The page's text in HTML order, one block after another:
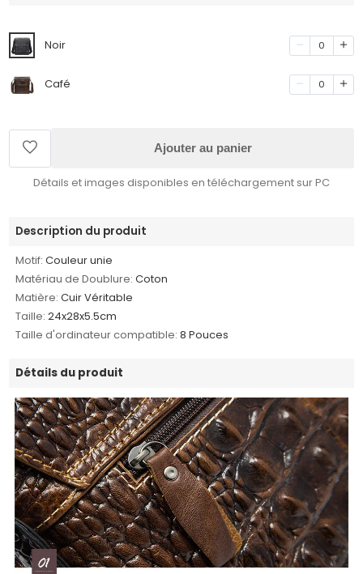
Noir 0
Café 0
Ajouter au panier
Détails et images disponibles en téléchargement sur PC
Description du produit
Motif: Couleur unie
Matériau de Doublure: Coton
Matière: Cuir Véritable
Taille: 24x28x5.5cm
Taille d'ordinateur compatible: 8 Pouces
Détails du produit